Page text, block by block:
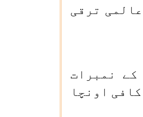
ترقی
کے نمبرات
اونچا